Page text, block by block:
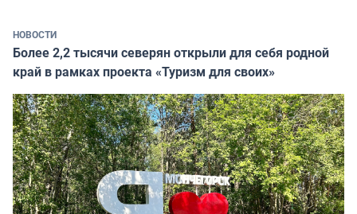
НОВОСТИ
Более 2,2 тысячи северян открыли для себя родной
край в рамках проекта «Туризм для своих»